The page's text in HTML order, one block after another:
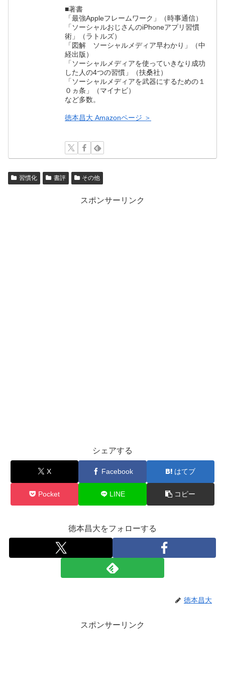
■著書
「最強Appleフレームワーク」（時事通信）
「ソーシャルおじさんのiPhoneアプリ習慣
術」（ラトルズ）
「図解 ソーシャルメディア早わかり」（中
経出版）
「ソーシャルメディアを使っていきなり成功
した人の4つの習慣」（扶桑社）
「ソーシャルメディアを武器にするための１
０ヵ条」（マイナビ）
など多数。
徳本昌大 Amazonページ ＞
習慣化 書評 その他
スポンサーリンク
シェアする
X Facebook はてブ
Pocket LINE コピー
徳本昌大をフォローする
徳本昌大
スポンサーリンク